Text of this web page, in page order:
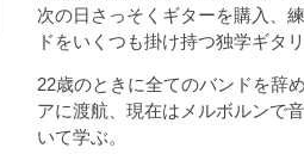
次の日さっそくギターを購入、
ドをいくつも掛け持つ独学ギタ
22歳のときに全てのバンドを辞
アに渡航、現在はメルボルンで
いて学ぶ。